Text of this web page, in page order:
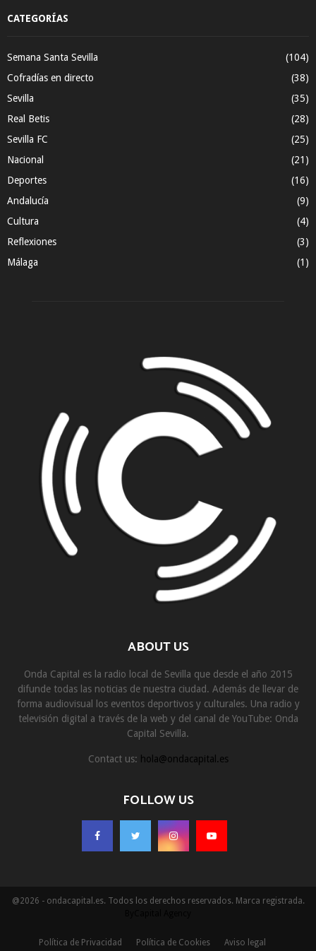
CATEGORÍAS
Semana Santa Sevilla
(104)
Cofradías en directo
(38)
Sevilla
(35)
Real Betis
(28)
Sevilla FC
(25)
Nacional
(21)
Deportes
(16)
Andalucía
(9)
Cultura
(4)
Reflexiones
(3)
Málaga
(1)
ABOUT US
Onda Capital es la radio local de Sevilla que desde el año 2015
difunde todas las noticias de nuestra ciudad. Además de llevar de
forma audiovisual los eventos deportivos y culturales. Una radio y
televisión digital a través de la web y del canal de YouTube: Onda
Capital Sevilla.
Contact us: hola@ondacapital.es
FOLLOW US
@2026 - ondacapital.es. Todos los derechos reservados. Marca registrada.
Política de Privacidad Política de Cookies Aviso legal